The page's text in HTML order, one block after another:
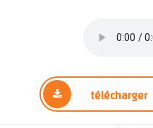
télécharger